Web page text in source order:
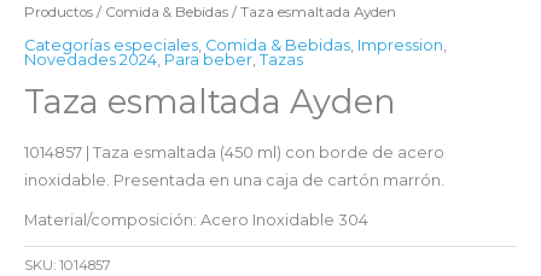
Productos / Comida & Bebidas / Taza esmaltada Ayden
Categorías especiales, Comida & Bebidas, Impression,
Novedades 2024, Para beber, Tazas
Taza esmaltada Ayden
1014857 | Taza esmaltada (450 ml) con borde de acero
inoxidable. Presentada en una caja de cartón marrón.
Material/composición: Acero Inoxidable 304
SKU: 1014857